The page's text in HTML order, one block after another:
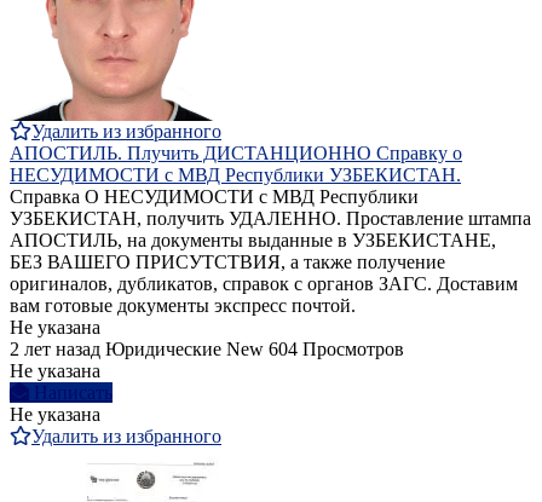
Удалить из избранного
АПОСТИЛЬ. Плучить ДИСТАНЦИОННО Справку о
НЕСУДИМОСТИ с МВД Республики УЗБЕКИСТАН.
Справка О НЕСУДИМОСТИ с МВД Республики
УЗБЕКИСТАН, получить УДАЛЕННО. Проставление штампа
АПОСТИЛЬ, на документы выданные в УЗБЕКИСТАНЕ,
БЕЗ ВАШЕГО ПРИСУТСТВИЯ, а также получение
оригиналов, дубликатов, справок с органов ЗАГС. Доставим
вам готовые документы экспресс почтой.
Не указана
2 лет назад Юридические New 604 Просмотров
Не указана
Написать
Не указана
Удалить из избранного